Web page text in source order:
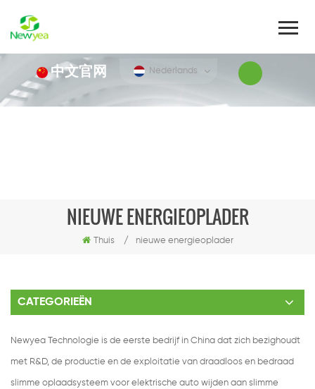
中文官网 Nederlands
NIEUWE ENERGIEOPLADER
Thuis / nieuwe energieoplader
CATEGORIEËN
Newyea Technologie is de eerste bedrijf in China dat zich bezighoudt
met R&D, de productie en de exploitatie van draadloos en bedraad
slimme oplaadsysteem voor elektrische auto wijden aan slimme